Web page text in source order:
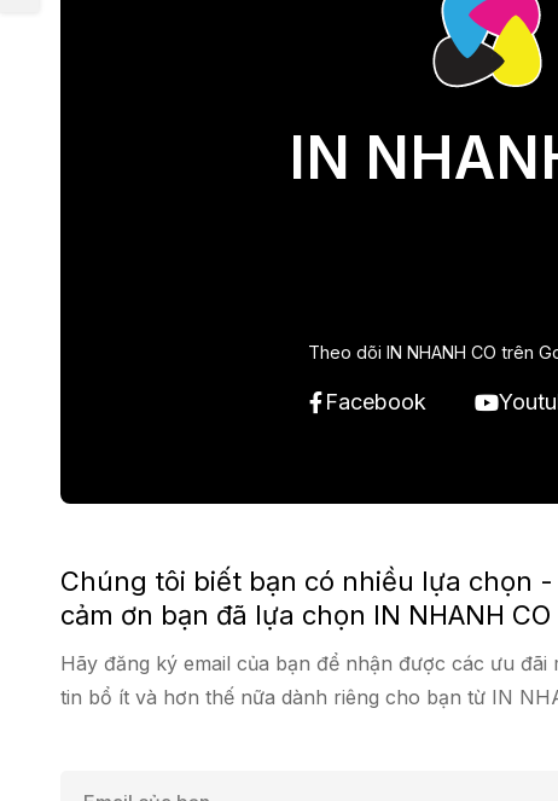
IN
Theo dõi IN NHANH CO trên
Facebook
Chúng tôi biết bạn có nhiều lựa chọn
cảm ơn bạn đã lựa chọn IN NHANH CO
Hãy đăng ký email của bạn để nhận được các ưu đãi
tin bổ ít và hơn thế nữa dành riêng cho bạn từ IN